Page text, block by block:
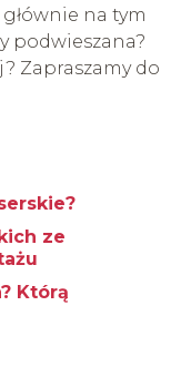
na tym
podwieszana?
Zapraszamy do
ze
Którą